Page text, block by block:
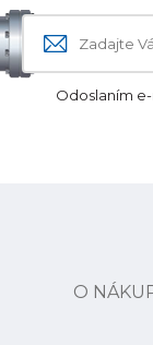
Odoslaním
O